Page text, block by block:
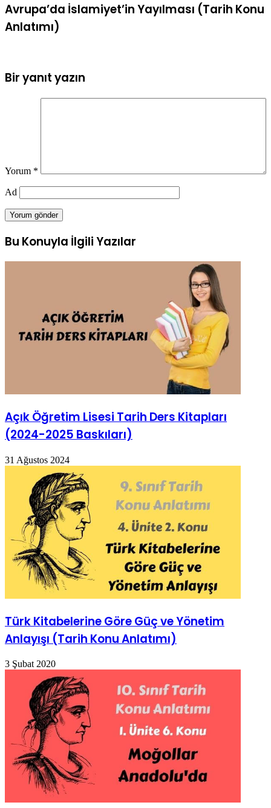
Avrupa’da İslamiyet’in Yayılması (Tarih Konu
Anlatımı)
Bir yanıt yazın
Yorum *
Ad
Bu Konuyla İlgili Yazılar
Açık Öğretim Lisesi Tarih Ders Kitapları
(2024-2025 Baskıları)
31 Ağustos 2024
Türk Kitabelerine Göre Güç ve Yönetim
Anlayışı (Tarih Konu Anlatımı)
3 Şubat 2020